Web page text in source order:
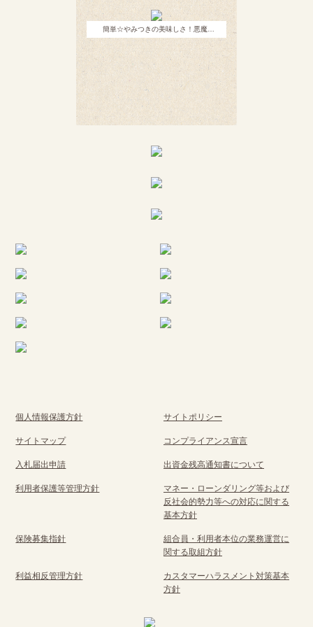
簡単☆やみつきの美味しさ！悪魔…
個人情報保護方針 サイトポリシー
サイトマップ コンプライアンス宣言
入札届出申請 出資金残高通知書について
利用者保護等管理方針
マネー・ローンダリング等および
反社会的勢力等への対応に関する
基本方針
保険募集指針
組合員・利用者本位の業務運営に
関する取組方針
利益相反管理方針
カスタマーハラスメント対策基本
方針